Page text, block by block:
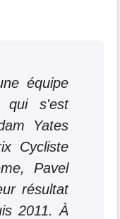
équipe
qui s'est
Yates
Cycliste
Pavel
résultat
2011. À